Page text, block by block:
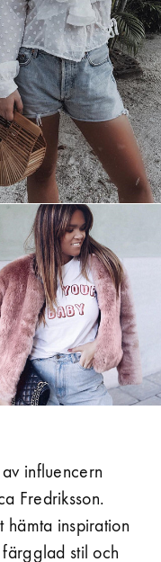
influencern
Fredriksson.
hämta inspiration
stil och